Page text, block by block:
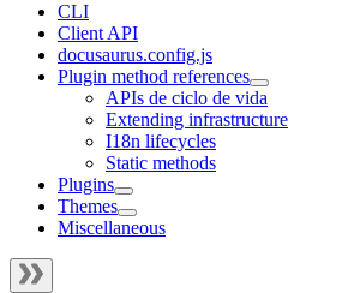
CLI
Client API
docusaurus.config.js
Plugin method references
APIs de ciclo de vida
Extending infrastructure
I18n lifecycles
Static methods
Plugins
Themes
Miscellaneous